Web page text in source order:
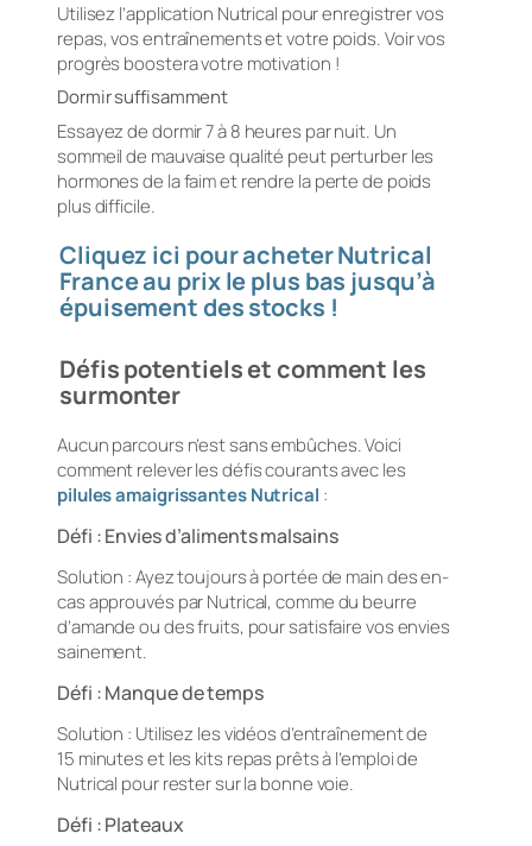
Utilisez l’application Nutrical pour enregistrer vos
repas, vos entraînements et votre poids. Voir vos
progrès boostera votre motivation !
Dormir suffisamment
Essayez de dormir 7 à 8 heures par nuit. Un
sommeil de mauvaise qualité peut perturber les
hormones de la faim et rendre la perte de poids
plus difficile.
Cliquez ici pour acheter Nutrical
France au prix le plus bas jusqu’à
épuisement des stocks !
Défis potentiels et comment les
surmonter
Aucun parcours n’est sans embûches. Voici
comment relever les défis courants avec les
pilules amaigrissantes Nutrical :
Défi : Envies d’aliments malsains
Solution : Ayez toujours à portée de main des en-
cas approuvés par Nutrical, comme du beurre
d’amande ou des fruits, pour satisfaire vos envies
sainement.
Défi : Manque de temps
Solution : Utilisez les vidéos d’entraînement de
15 minutes et les kits repas prêts à l’emploi de
Nutrical pour rester sur la bonne voie.
Défi : Plateaux